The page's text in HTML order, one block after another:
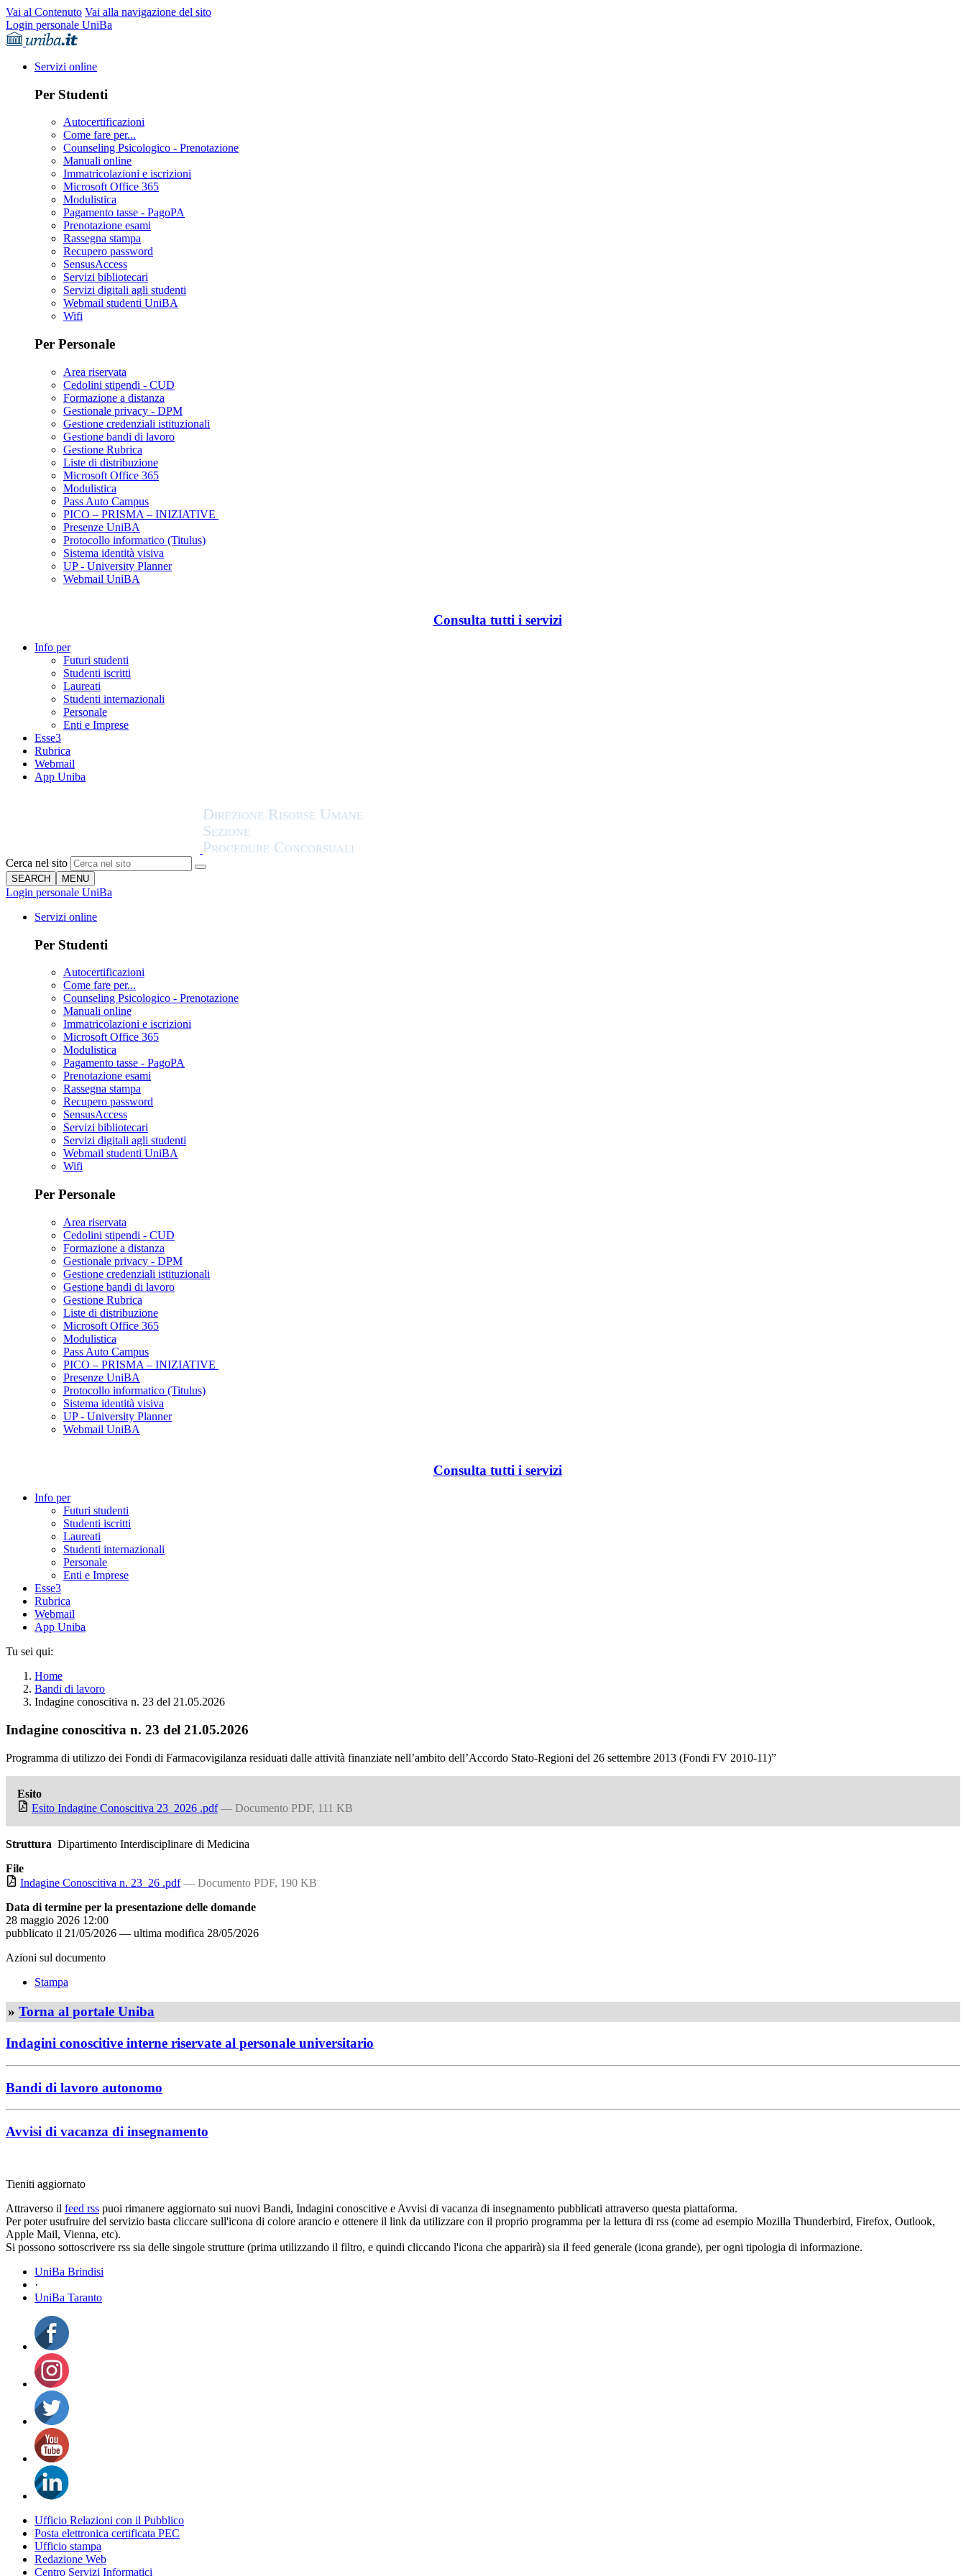
Vai al Contenuto Vai alla navigazione del sito
Login personale UniBa
Servizi online
Per Studenti
Autocertificazioni
Come fare per...
Counseling Psicologico - Prenotazione
Manuali online
Immatricolazioni e iscrizioni
Microsoft Office 365
Modulistica
Pagamento tasse - PagoPA
Prenotazione esami
Rassegna stampa
Recupero password
SensusAccess
Servizi bibliotecari
Servizi digitali agli studenti
Webmail studenti UniBA
Wifi
Per Personale
Area riservata
Cedolini stipendi - CUD
Formazione a distanza
Gestionale privacy - DPM
Gestione credenziali istituzionali
Gestione bandi di lavoro
Gestione Rubrica
Liste di distribuzione
Microsoft Office 365
Modulistica
Pass Auto Campus
PICO – PRISMA – INIZIATIVE
Presenze UniBA
Protocollo informatico (Titulus)
Sistema identità visiva
UP - University Planner
Webmail UniBA
Consulta tutti i servizi
Info per
Futuri studenti
Studenti iscritti
Laureati
Studenti internazionali
Personale
Enti e Imprese
Esse3
Rubrica
Webmail
App Uniba
Cerca nel sito
SEARCH MENU
Login personale UniBa
Servizi online
Per Studenti
Autocertificazioni
Come fare per...
Counseling Psicologico - Prenotazione
Manuali online
Immatricolazioni e iscrizioni
Microsoft Office 365
Modulistica
Pagamento tasse - PagoPA
Prenotazione esami
Rassegna stampa
Recupero password
SensusAccess
Servizi bibliotecari
Servizi digitali agli studenti
Webmail studenti UniBA
Wifi
Per Personale
Area riservata
Cedolini stipendi - CUD
Formazione a distanza
Gestionale privacy - DPM
Gestione credenziali istituzionali
Gestione bandi di lavoro
Gestione Rubrica
Liste di distribuzione
Microsoft Office 365
Modulistica
Pass Auto Campus
PICO – PRISMA – INIZIATIVE
Presenze UniBA
Protocollo informatico (Titulus)
Sistema identità visiva
UP - University Planner
Webmail UniBA
Consulta tutti i servizi
Info per
Futuri studenti
Studenti iscritti
Laureati
Studenti internazionali
Personale
Enti e Imprese
Esse3
Rubrica
Webmail
App Uniba
Tu sei qui:
Home
Bandi di lavoro
Indagine conoscitiva n. 23 del 21.05.2026
Indagine conoscitiva n. 23 del 21.05.2026
Programma di utilizzo dei Fondi di Farmacovigilanza residuati dalle attività finanziate nell’ambito dell’Accordo Stato‐Regioni del 26 settembre 2013 (Fondi FV 2010‐11)”
Esito
Esito Indagine Conoscitiva 23_2026 .pdf — Documento PDF, 111 KB
Struttura Dipartimento Interdisciplinare di Medicina
File
Indagine Conoscitiva n. 23_26 .pdf — Documento PDF, 190 KB
Data di termine per la presentazione delle domande
28 maggio 2026 12:00
pubblicato il 21/05/2026 — ultima modifica 28/05/2026
Azioni sul documento
Stampa
» Torna al portale Uniba
Indagini conoscitive interne riservate al personale universitario
Bandi di lavoro autonomo
Avvisi di vacanza di insegnamento
Tieniti aggiornato
Attraverso il feed rss puoi rimanere aggiornato sui nuovi Bandi, Indagini conoscitive e Avvisi di vacanza di insegnamento pubblicati attraverso questa piattaforma.
Per poter usufruire del servizio basta cliccare sull'icona di colore arancio e ottenere il link da utilizzare con il proprio programma per la lettura di rss (come ad esempio Mozilla Thunderbird, Firefox, Outlook,
Apple Mail, Vienna, etc).
Si possono sottoscrivere rss sia delle singole strutture (prima utilizzando il filtro, e quindi cliccando l'icona che apparirà) sia il feed generale (icona grande), per ogni tipologia di informazione.
UniBa Brindisi
·
UniBa Taranto
Ufficio Relazioni con il Pubblico
Posta elettronica certificata PEC
Ufficio stampa
Redazione Web
Centro Servizi Informatici